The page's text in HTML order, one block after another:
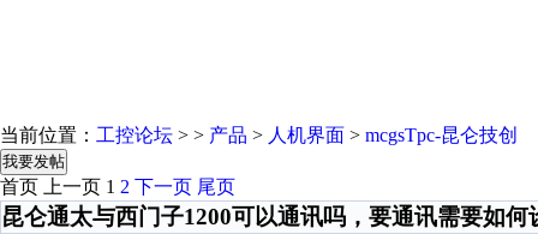
当前位置： 工控论坛 > > 产品 > 人机界面 > mcgsTpc-昆仑技创
我要发帖
首页 上一页 1 2 下一页 尾页
昆仑通太与西门子1200可以通讯吗，要通讯需要如